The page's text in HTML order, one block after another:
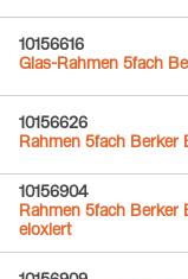
10156616
Glas-Rahmen 5fach
10156626
Rahmen 5fach Berker
10156904
Rahmen 5fach Berker
eloxiert